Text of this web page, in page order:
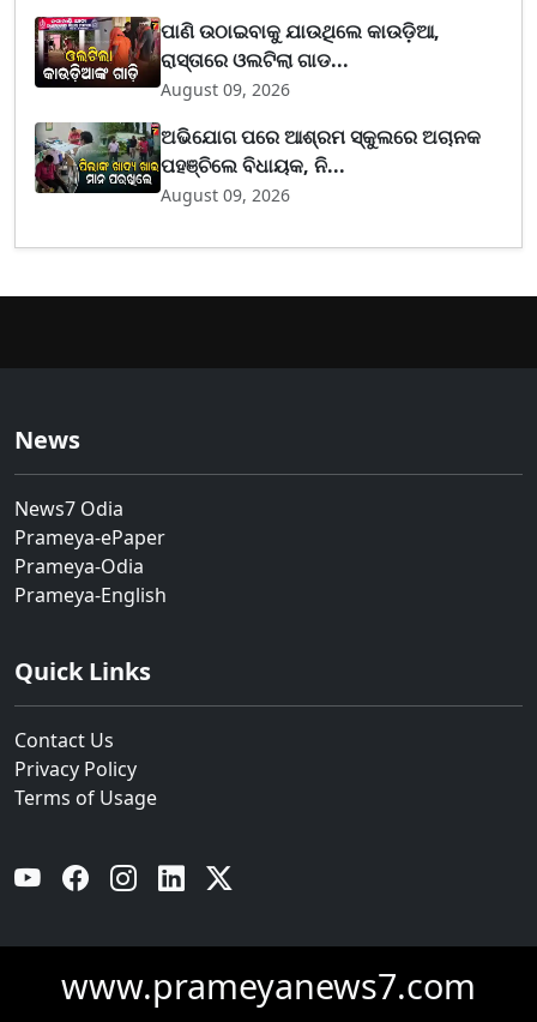
ପାଣି ଉଠାଇବାକୁ ଯାଉଥିଲେ କାଉଡ଼ିଆ,
ରାସ୍ତାରେ ଓଲଟିଲା ଗାଡ...
August 09, 2026
ଅଭିଯୋଗ ପରେ ଆଶ୍ରମ ସ୍କୁଲରେ ଅଚାନକ
ପହଞ୍ଚିଲେ ବିଧାୟକ, ନି...
August 09, 2026
News
News7 Odia
Prameya-ePaper
Prameya-Odia
Prameya-English
Quick Links
Contact Us
Privacy Policy
Terms of Usage
YouTube Facebook Instagram Linkedin
www.prameyanews7.com